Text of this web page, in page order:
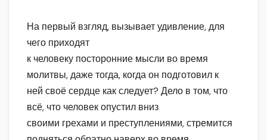
На первый взгляд, вызывает удивление, для
чего приходят
к человеку посторонние мысли во время
молитвы, даже тогда, когда он подготовил к
ней своё сердце как следует? Дело в том, что
всё, что человек опустил вниз
своими грехами и преступлениями, стремится